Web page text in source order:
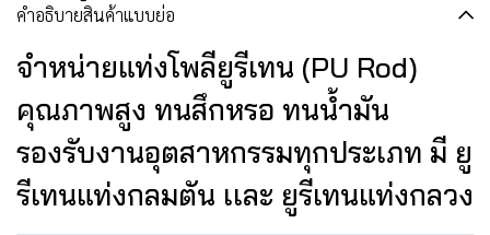
คำอธิบายสินค้าแบบย่อ
จำหน่ายแท่งโพลียูรีเทน (PU Rod)
คุณภาพสูง ทนสึกหรอ ทนน้ำมัน
รองรับงานอุตสาหกรรมทุกประเภท มี ยู
รีเทนแท่งกลมตัน เเละ ยูรีเทนแท่งกลวง